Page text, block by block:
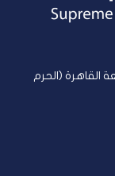
القاهرة (الحرم